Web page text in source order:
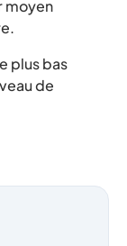
moyen
plus bas
de